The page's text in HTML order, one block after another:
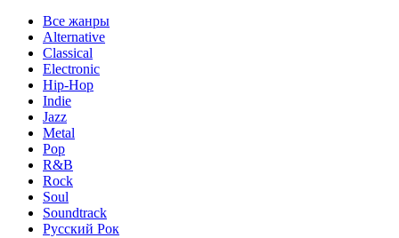
Все жанры
Alternative
Classical
Electronic
Hip-Hop
Indie
Jazz
Metal
Pop
R&B
Rock
Soul
Soundtrack
Русский Рок